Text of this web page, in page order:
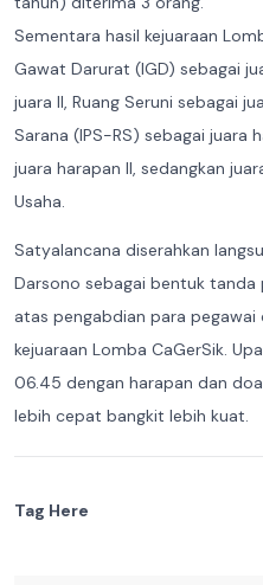
Sementara hasil kejuaraan
Gawat Darurat (IGD) sebagai
juara II, Ruang Seruni sebagai
Sarana (IPS-RS) sebagai juara
juara harapan II, sedangkan
Usaha.
Satyalancana diserahkan
Darsono sebagai bentuk
atas pengabdian para pegawai
kejuaraan Lomba CaGerSik.
06.45 dengan harapan dan
lebih cepat bangkit lebih kuat.
Tag Here